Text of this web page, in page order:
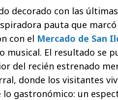
decorado con las
pauta que marcó
con el Mercado de San
musical. El resultado se
del recién estrenado
donde los visitantes
lo gastronómico: un